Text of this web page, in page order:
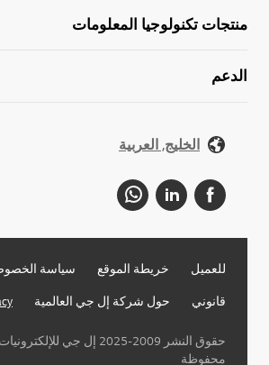
منتجات تكنولوجيا المعلومات
الدعم
الخليج, العربية
للعميل خريطة الموقع
سياسة
قانوني
حول شركة إل جي العالمية
حقوق النشر 2009-2025 إل جي
محفوظة